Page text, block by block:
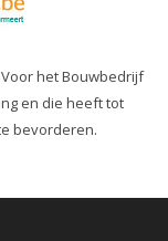
het Bouwbedrijf
en die heeft tot
bevorderen.